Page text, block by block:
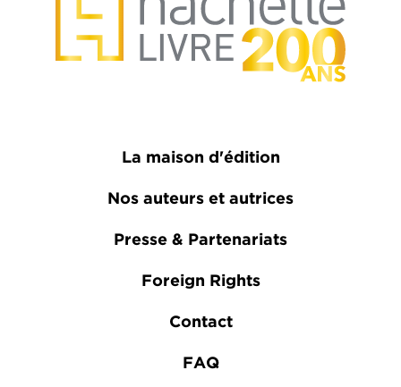
La maison d'édition
Nos auteurs et autrices
Presse & Partenariats
Foreign Rights
Contact
FAQ